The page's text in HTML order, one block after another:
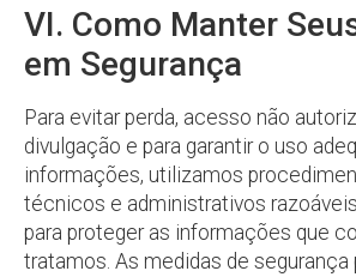
VI. Como Manter
em Segurança
Para evitar perda, acesso não
divulgação e para garantir o uso
informações, utilizamos
técnicos e administrativos
para proteger as informações que
tratamos. As medidas de segurança